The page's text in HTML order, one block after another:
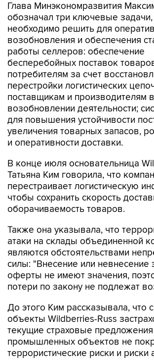
Глава Минэкономразвития
обозначал три ключевые
необходимо решить для
возобновления и обеспечения
работы селлеров: обеспечение
бесперебойных поставок
потребителям за счет
перестройки логистических
поставщикам и производителям в
возобновлении деятельности;
для повышения устойчивости
увеличения товарных запасов,
и оперативности доставки.
В конце июля основательница
Татьяна Ким говорила, что
перестраивает логистическую
чтобы сохранить скорость
оборачиваемость товаров.
Также она указывала, что
атаки на склады объединенной
являются обстоятельствами
силы: "Внесение или невнесение
оферты не имеют значения,
потери по закону не подлежат
До этого Ким рассказывала, что
объекты Wildberries-Russ
текущие страховые
промышленных объектов не
террористические риски и